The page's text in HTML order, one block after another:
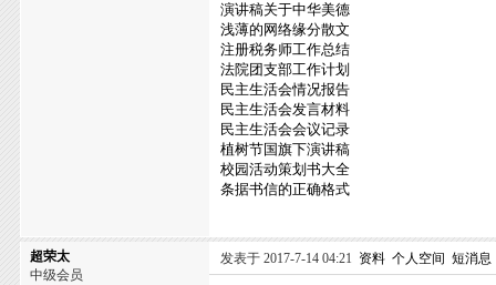
演讲稿关于中华美德
浅薄的网络缘分散文
注册税务师工作总结
法院团支部工作计划
民主生活会情况报告
民主生活会发言材料
民主生活会会议记录
植树节国旗下演讲稿
校园活动策划书大全
条据书信的正确格式
超荣太
中级会员
发表于 2017-7-14 04:21 资料 个人空间 短消息